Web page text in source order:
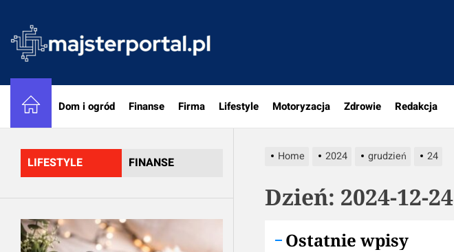
the
content
Dom i ogród Finanse Firma Lifestyle Motoryzacja Zdrowie Redakcja
LIFESTYLE FINANSE Home 2024 grudzień 24
Dzień: 2024-12-24
Ostatnie wpisy